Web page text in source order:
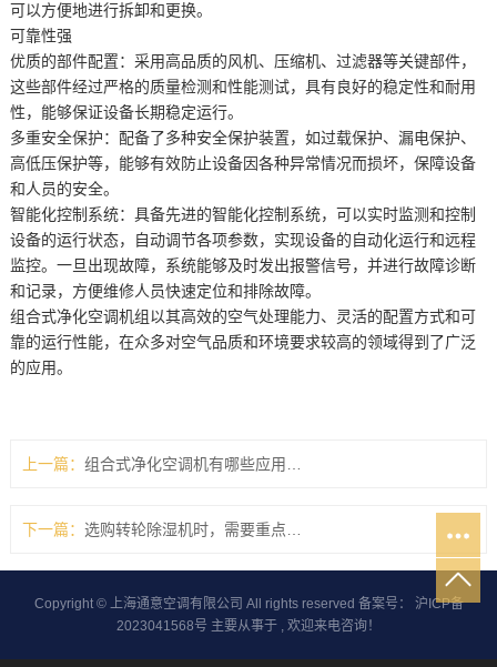
可以方便地进行拆卸和更换。
可靠性强
优质的部件配置：采用高品质的风机、压缩机、过滤器等关键部件，
这些部件经过严格的质量检测和性能测试，具有良好的稳定性和耐用
性，能够保证设备长期稳定运行。
多重安全保护：配备了多种安全保护装置，如过载保护、漏电保护、
高低压保护等，能够有效防止设备因各种异常情况而损坏，保障设备
和人员的安全。
智能化控制系统：具备先进的智能化控制系统，可以实时监测和控制
设备的运行状态，自动调节各项参数，实现设备的自动化运行和远程
监控。一旦出现故障，系统能够及时发出报警信号，并进行故障诊断
和记录，方便维修人员快速定位和排除故障。
组合式净化空调机组以其高效的空气处理能力、灵活的配置方式和可
靠的运行性能，在众多对空气品质和环境要求较高的领域得到了广泛
的应用。
上一篇：
下一篇：
Copyright © 上海通意空调有限公司 All rights reserved 备案号： 沪ICP备
2023041568号 主要从事于 , 欢迎来电咨询！